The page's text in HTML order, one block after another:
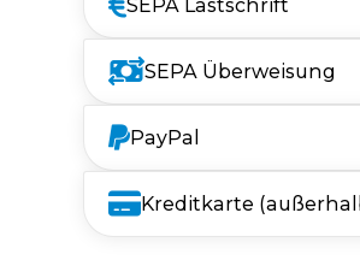
SEPA Lastschrift
SEPA Überweisung
PayPal
Kreditkarte